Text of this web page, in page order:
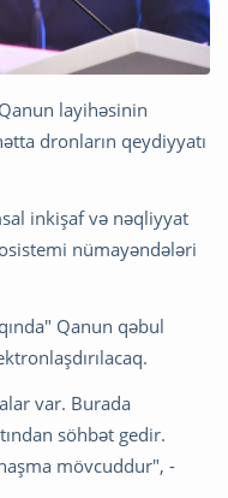
layihəsinin
dronların qeydiyyatı
inkişaf və nəqliyyat
nümayəndələri
Qanun qəbul
var. Burada
söhbət gedir.
mövcuddur", -